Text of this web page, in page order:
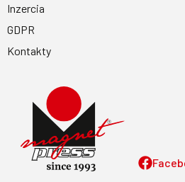
Inzercia
GDPR
Kontakty